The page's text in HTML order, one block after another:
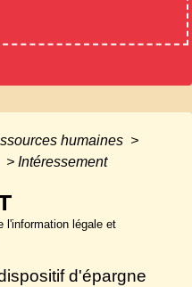
humaines >
> Intéressement
l'information légale et
d'épargne